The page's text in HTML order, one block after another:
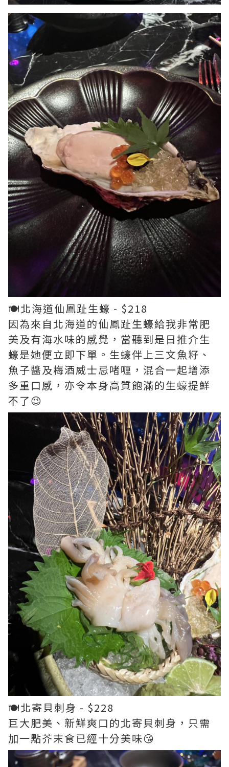
🍽️北海道仙鳳趾生蠔 - $218
因為來自北海道的仙鳳趾生蠔給我非常肥
美及有海水味的感覺，當聽到是日推介生
蠔是她便立即下單。生蠔伴上三文魚籽、
魚子醬及梅酒威士忌啫喱，混合一起增添
多重口感，亦令本身高質飽滿的生蠔提鮮
不了😉
🍽️北寄貝刺身 - $228
巨大肥美、新鮮爽口的北寄貝刺身，只需
加一點芥末食已經十分美味😘